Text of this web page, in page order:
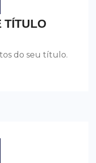
TÍTULO
do seu título.